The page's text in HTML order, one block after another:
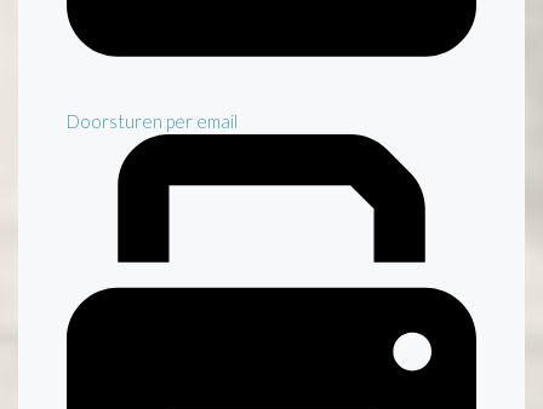
Doorsturen per email